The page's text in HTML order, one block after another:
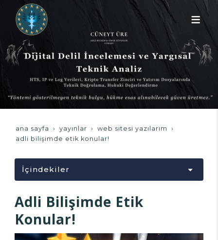
ana sayfa yayınlar
web sitesi yazılarım
adli bilişimde etik konular!
İçindekiler
Adli Bilişimde Etik
Konular!